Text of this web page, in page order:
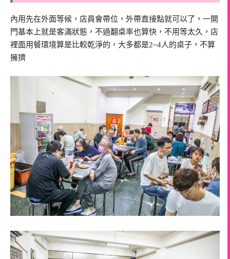
內用先在外面等候，店員會帶位，外帶直接點就可以了，一開
門基本上就是客滿狀態，不過翻桌率也算快，不用等太久，店
裡面用餐環境算是比較乾淨的，大多都是2~4人的桌子，不算
擁擠